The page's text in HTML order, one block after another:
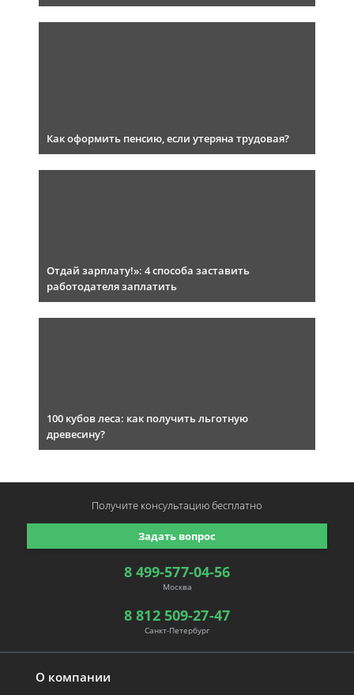
Как оформить пенсию, если утеряна трудовая?
Отдай зарплату!»: 4 способа заставить
работодателя заплатить
100 кубов леса: как получить льготную
древесину?
О компании
8 499-577-04-56
Москва
8 812 509-27-47
Санкт-Петербург
Задать вопрос
Получите консультациюбесплатно